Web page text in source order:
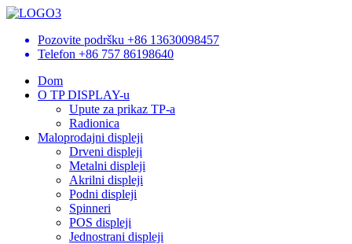
Pozovite podršku +86 13630098457
Telefon +86 757 86198640
Dom
O TP DISPLAY-u
Upute za prikaz TP-a
Radionica
Maloprodajni displeji
Drveni displeji
Metalni displeji
Akrilni displeji
Podni displeji
Spinneri
POS displeji
Jednostrani displeji